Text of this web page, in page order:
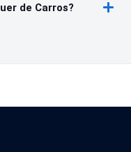
de Carros?